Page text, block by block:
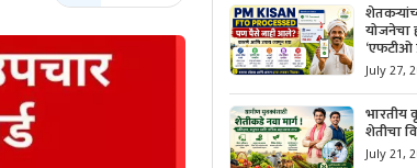
योजनेचा
‘एफटीओ
माहिती
July 27,
भारतीय
शेतीचा
July 21,